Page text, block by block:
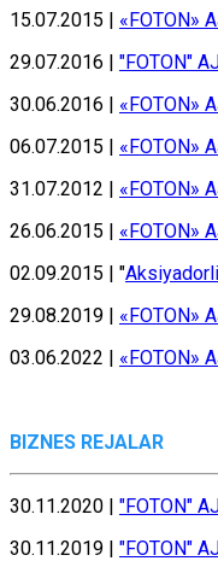
15.07.2015 | «FOTON»
29.07.2016 | "FOTON"
30.06.2016 | «FOTON»
06.07.2015 | «FOTON»
31.07.2012 | «FOTON»
26.06.2015 | «FOTON»
02.09.2015 | "
29.08.2019 | «FOTON»
03.06.2022 | «FOTON»
BIZNЕS RЕJАLАR
30.11.2020 | "FOTON"
30.11.2019 | "FOTON"